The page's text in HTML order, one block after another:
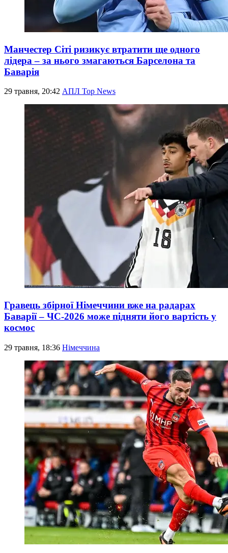
Манчестер Сіті ризикує втратити ще одного
лідера – за нього змагаються Барселона та
Баварія
29 травня, 20:42 АПЛ Top News
Гравець збірної Німеччини вже на радарах
Баварії – ЧС-2026 може підняти його вартість у
космос
29 травня, 18:36 Німеччина